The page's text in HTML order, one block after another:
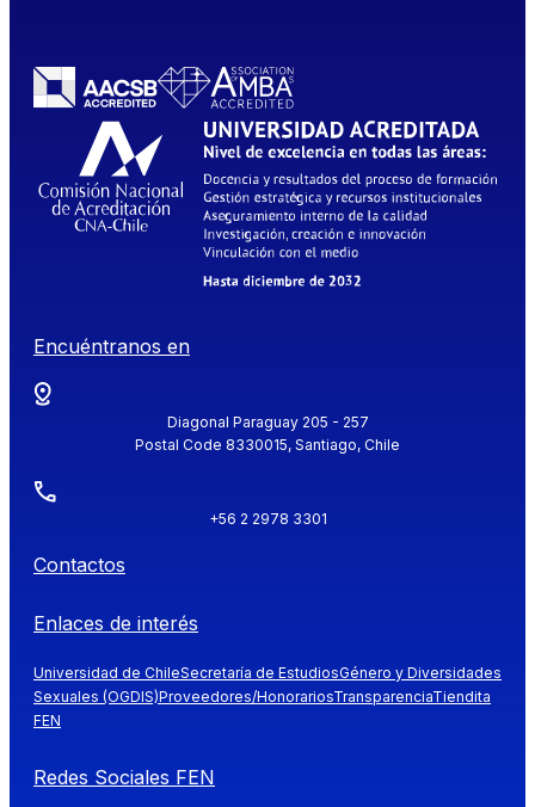
Encuéntranos en
Diagonal Paraguay 205 - 257
Postal Code 8330015, Santiago, Chile
+56 2 2978 3301
Contactos
Enlaces de interés
Universidad de ChileSecretaría de EstudiosGénero y Diversidades
Sexuales (OGDIS)Proveedores/HonorariosTransparenciaTiendita
FEN
Redes Sociales FEN